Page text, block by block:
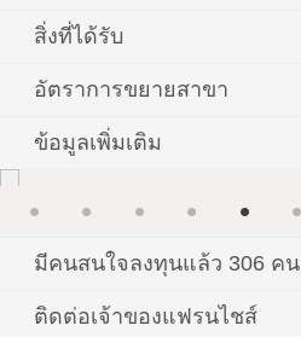
สิ่งที่ได้รับ
อัตราการขยายสาขา
ข้อมูลเพิ่มเติม
มีคนสนใจลงทุนแล้ว 306 คน
ติดต่อเจ้าของแฟรนไชส์